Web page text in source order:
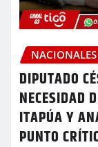
NACIONALES
DIPUTADO
NECESIDAD
ITAPÚA Y
PUNTO